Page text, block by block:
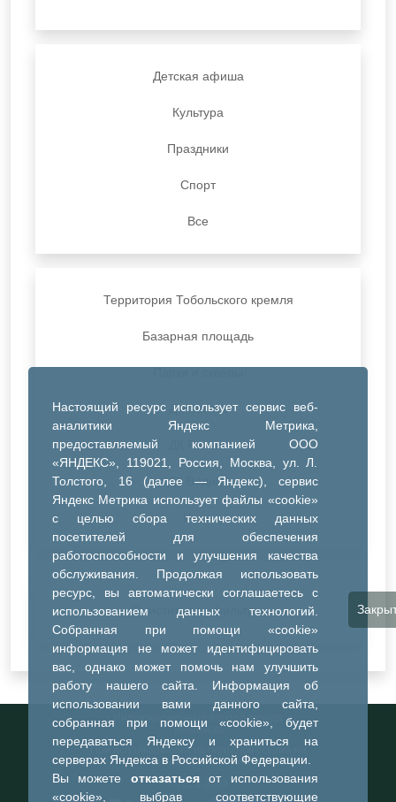
Настоящий ресурс использует сервис веб-
аналитики Яндекс Метрика,
предоставляемый компанией ООО
«ЯНДЕКС», 119021, Россия, Москва, ул. Л.
Толстого, 16 (далее — Яндекс), сервис
Яндекс Метрика использует файлы «cookie»
с целью сбора технических данных
посетителей для обеспечения
работоспособности и улучшения качества
обслуживания. Продолжая использовать
ресурс, вы автоматически соглашаетесь с
использованием данных технологий.
Собранная при помощи «cookie»
информация не может идентифицировать
вас, однако может помочь нам улучшить
работу нашего сайта. Информация об
использовании вами данного сайта,
собранная при помощи «cookie», будет
передаваться Яндексу и храниться на
серверах Яндекса в Российской Федерации.
Вы можете отказатьсяот использования
«cookie», выбрав соответствующие
Детская афиша
Культура
Праздники
Спорт
Все
Территория Тобольского кремля
Базарная площадь
ДК Синтез
ДК Речник
ДК Водник
Иное
Очистить все фильтры
Информационный портал города
Тобольска
При использовании материалов ссылка на
портал обязательна
©2023-2026